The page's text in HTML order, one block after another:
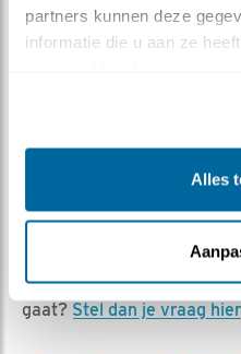
partners kunnen deze
informatie die u aan ze
Alles
maar stil te staan en te
Heb je een vraag die niet
gaat? Stel dan je vraag hier